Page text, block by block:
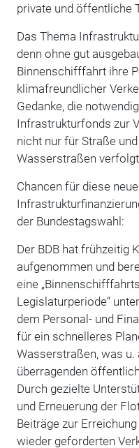
private und öffentliche
Das Thema
denn ohne gut
Binnenschifffahrt ihre
klimafreundlicher
Gedanke, die
Infrastrukturfonds zur
nicht nur für Straße
Wasserstraßen
Chancen für diese
der Bundestagswahl:
Der BDB hat frühzeitig
aufgenommen und
eine
Legislaturperiode“
dem Personal- und
für ein schnelleres
Wasserstraßen, was u.
überragenden
Durch gezielte
und Erneuerung der
Beiträge zur
wieder geforderten